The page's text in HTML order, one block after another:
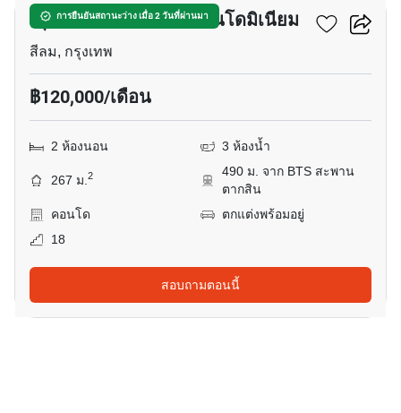
การยืนยันสถานะว่าง เมื่อ 2 วันที่ผ่านมา
ณุศา สเตท ทาวเวอร์ คอนโดมิเนียม
สีลม, กรุงเทพ
฿120,000/เดือน
2 ห้องนอน 3 ห้องน้ำ
267 ม.2
490 ม. จาก BTS สะพาน
ตากสิน
คอนโด
ตกแต่งพร้อมอยู่
18
สอบถามตอนนี้